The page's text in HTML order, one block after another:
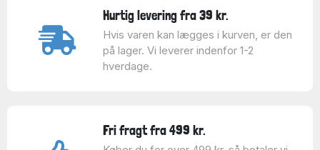
Hurtig levering fra 39 kr.
Hvis varen kan lægges i kurven, er den
på lager. Vi leverer indenfor 1-2
hverdage.
Fri fragt fra 499 kr.